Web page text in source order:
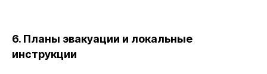
6. Планы эвакуации и локальные
инструкции